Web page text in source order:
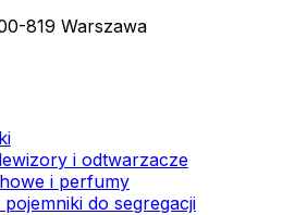
819 Warszawa
i odtwarzacze
i perfumy
do segregacji